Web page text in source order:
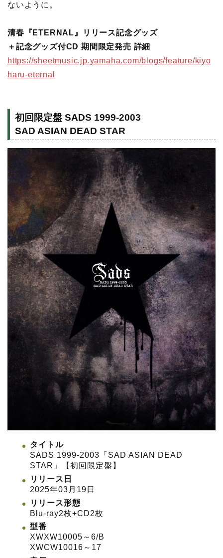
ないように。
清春『ETERNAL』リリース記念グッズ
＋記念グッズ付CD 期間限定発売 詳細
https://sheetmusic.jp.yamaha.com/blogs/feature/kiyo
haru-eternal
初回限定盤 SADS 1999-2003
SAD ASIAN DEAD STAR
タイトル
SADS 1999-2003「SAD ASIAN DEAD
STAR」【初回限定盤】
リリース日
2025年03月19日
リリース形態
Blu-ray2枚+CD2枚
型番
XWXW10005～6/B
XWCW10016～17